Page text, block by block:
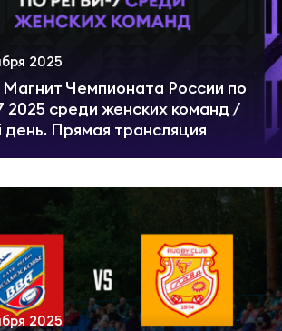
Магнит Чемпионата России по
2025 среди женских команд /
день. Прямая трансляция
2025
2025